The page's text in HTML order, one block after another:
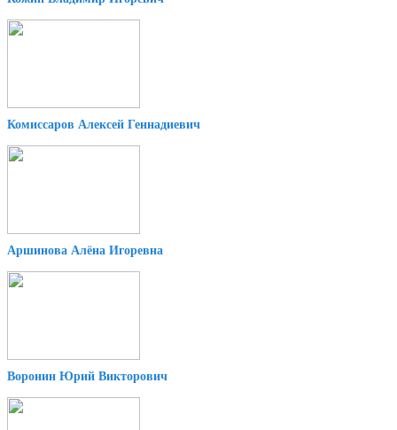
Комиссаров Алексей Геннадиевич
Аршинова Алёна Игоревна
Воронин Юрий Викторович